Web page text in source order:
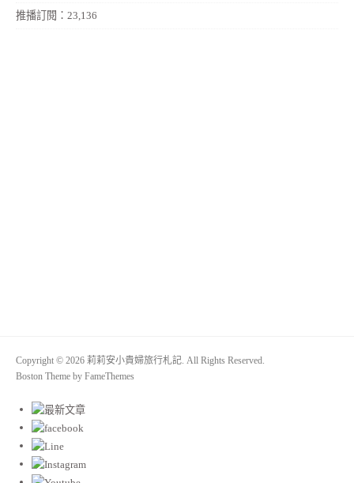
推播訂閱：23,136
Copyright © 2026 莉莉安小貴婦旅行札記. All Rights Reserved.
Boston Theme by FameThemes